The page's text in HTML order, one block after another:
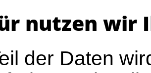
nutzen wir
der Daten